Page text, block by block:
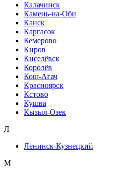
Калачинск
Камень-на-Оби
Канск
Каргасок
Кемерово
Киров
Киселёвск
Королёв
Кош-Агач
Красноярск
Кстово
Кушва
Кызыл-Озек
Л
Ленинск-Кузнецкий
М